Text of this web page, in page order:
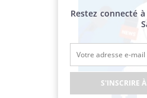
Restez connecté
S'INSCRIRE